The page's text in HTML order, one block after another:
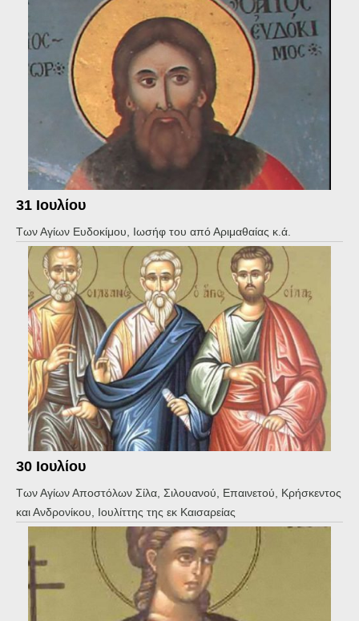
31 Ιουλίου
Των Αγίων Ευδοκίμου, Ιωσήφ του από Αριμαθαίας κ.ά.
30 Ιουλίου
Των Αγίων Αποστόλων Σίλα, Σιλουανού, Επαινετού, Κρήσκεντος
και Ανδρονίκου, Ιουλίττης της εκ Καισαρείας